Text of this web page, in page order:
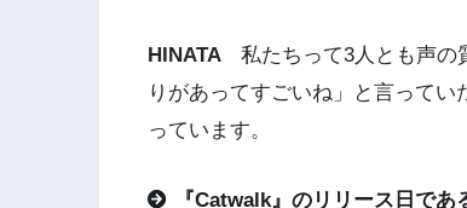
HINATA 私たちって3人とも声の
りがあってすごいね」と言って
っています。
『Catwalk』のリリース日で